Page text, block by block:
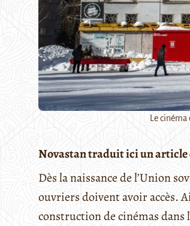
Le
Novastan traduit ici un article
Dès la naissance de l’Union
ouvriers doivent avoir accès.
construction de cinémas dans